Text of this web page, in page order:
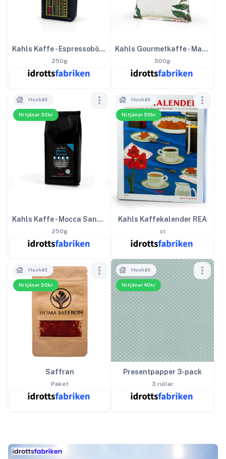
Kahls Kaffe - Espressobönor
250g
Kahls Gourmetkaffe - Malet bryggkaffe
500g
Ni tjänar 30kr
Hushåll
Kahls Kaffe - Mocca Sanani
250g
Ni tjänar 50kr
Hushåll
Kahls Kaffekalender REA
st
Ni tjänar 50kr
Hushåll
Saffran
Paket
Ni tjänar 40kr
Hushåll
Presentpapper 3-pack
3 rullar